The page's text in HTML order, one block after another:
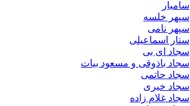
و مسعود بیات
زاده